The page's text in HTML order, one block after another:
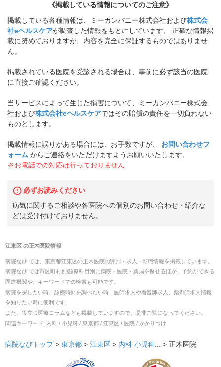
《掲載している情報についてのご注意》
掲載している各種情報は、ミーカンパニー株式会社および株式会
社eヘルスケアが調査した情報をもとにしています。 正確な情報掲
載に努めておりますが、内容を完全に保証するものではありませ
ん。
掲載されている医院を受診される場合は、事前に必ず該当の医院
に直接ご確認ください。
当サービスによって生じた損害について、ミーカンパニー株式会
社および株式会社eヘルスケアではその賠償の責任を一切負わない
ものとします。
掲載情報に誤りがある場合には、お手数ですが、
お問い合わせフ
ォーム からご連絡をいただけますようお願いいたします。
※お電話での対応は行っておりません
必ずお読みください
病気に関するご相談や各医院への個別のお問い合わせ・紹介な
どは受け付けておりません。
江東区の正木医院情報
病院なび では、 東京都江東区の正木医院の評判・求人・転職情報を掲載しています。
病院なび では市区町村別/診療科目別に病院・医院・薬局を探せるほか、予約ができる
医療機関や、キーワードでの検索も可能です。
病院を探したい時、診療時間を調べたい時、医師求人や看護師求人、薬剤師求人情報
を知りたい時に便利です。
また、役立つ医療コラムなども掲載していますので、是非ご覧になってください。
関連キーワード: 内科 / 小児科 / 東京都 / 江東区 / 医院 / かかりつけ
病院なびトップ > 東京都 > 江東区 > 内科 小児科... > 正木医院